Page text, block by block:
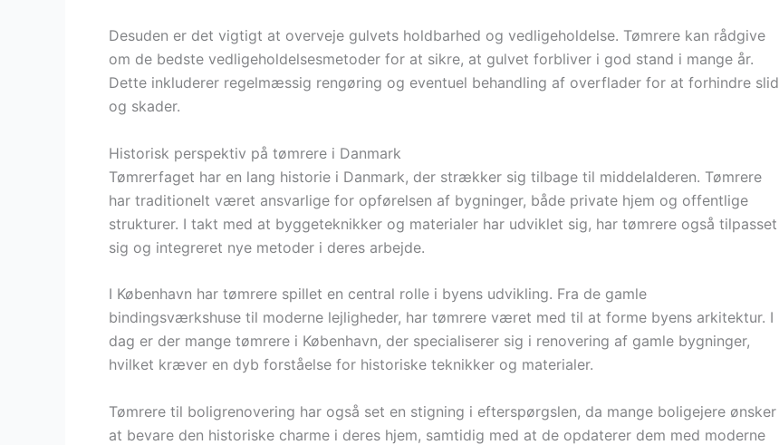
Desuden er det vigtigt at overveje gulvets holdbarhed og vedligeholdelse. Tømrere kan rådgive
om de bedste vedligeholdelsesmetoder for at sikre, at gulvet forbliver i god stand i mange år.
Dette inkluderer regelmæssig rengøring og eventuel behandling af overflader for at forhindre slid
og skader.
Historisk perspektiv på tømrere i Danmark
Tømrerfaget har en lang historie i Danmark, der strækker sig tilbage til middelalderen. Tømrere
har traditionelt været ansvarlige for opførelsen af bygninger, både private hjem og offentlige
strukturer. I takt med at byggeteknikker og materialer har udviklet sig, har tømrere også tilpasset
sig og integreret nye metoder i deres arbejde.
I København har tømrere spillet en central rolle i byens udvikling. Fra de gamle
bindingsværkshuse til moderne lejligheder, har tømrere været med til at forme byens arkitektur. I
dag er der mange tømrere i København, der specialiserer sig i renovering af gamle bygninger,
hvilket kræver en dyb forståelse for historiske teknikker og materialer.
Tømrere til boligrenovering har også set en stigning i efterspørgslen, da mange boligejere ønsker
at bevare den historiske charme i deres hjem, samtidig med at de opdaterer dem med moderne